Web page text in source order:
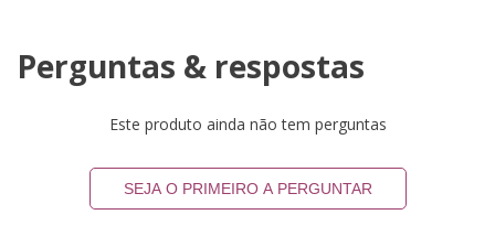
Perguntas & respostas
Este produto ainda não tem perguntas
SEJA O PRIMEIRO A PERGUNTAR